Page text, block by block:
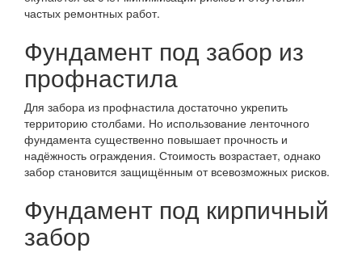
частых ремонтных работ.
Фундамент под забор из
профнастила
Для забора из профнастила достаточно укрепить
территорию столбами. Но использование ленточного
фундамента существенно повышает прочность и
надёжность ограждения. Стоимость возрастает, однако
забор становится защищённым от всевозможных рисков.
Фундамент под кирпичный
забор